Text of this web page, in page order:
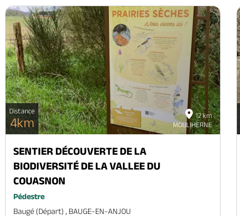
12 km
MOULIHERNE
Distance
4km
SENTIER DÉCOUVERTE DE LA
BIODIVERSITÉ DE LA VALLEE DU
COUASNON
Pédestre
Baugé (départ) , BAUGE-EN-ANJOU